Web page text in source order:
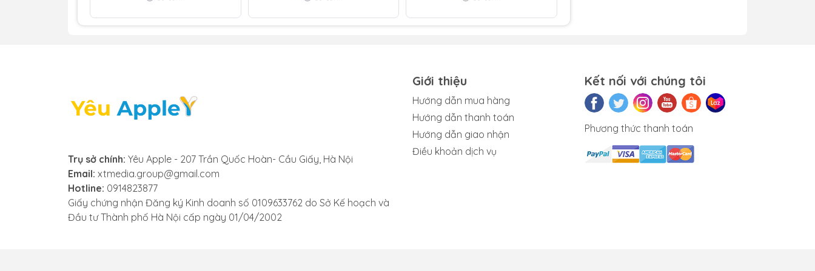
không còn trong trẻo mà bị rè, nhiễu hoặc có tiếng lách tách khó chịu.
- Âm lượng nhỏ hoặc mất tiếng hoàn toàn: Dù đã tăng âm lượng đến mức tối đa, bạn vẫn chỉ nghe thấy
- Loa bị ngắt quãng, lúc có lúc không: Âm thanh từ loa không ổn định, lúc phát ra lúc lại tắt, gây gián đoạn
nghiêm trọng khi sử dụng.
- Không nghe được tin nhắn thoại: Khi bạn nhận được tin nhắn thoại, loa không phát ra âm thanh, buộc
Nếu bạn gặp phải một trong các dấu hiệu trên, hãy mang thiết bị đến trung tâm sửa chữa uy tín để được
kiểm tra và thay loa Apple Watch Series 3 kịp thời.
Trụ sở chính: Yêu Apple - 207 Trần Quốc Hoàn- Cầu Giấy, Hà Nội
Email: xtmedia.group@gmail.com
Hotline: 0914823877
Giấy chứng nhận Đăng ký Kinh doanh số 0109633762 do Sở Kế hoạch và
Đầu tư Thành phố Hà Nội cấp ngày 01/04/2002
Giới thiệu
Hướng dẫn mua hàng
Hướng dẫn thanh toán
Hướng dẫn giao nhận
Điều khoản dịch vụ
Kết nối với chúng tôi
Phương thức thanh toán